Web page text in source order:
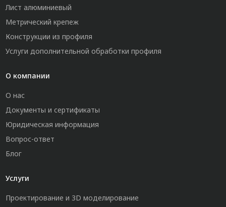
Лист алюминиевый
Метрический крепеж
Конструкции из профиля
Услуги дополнительной обработки профиля
О компании
О нас
Документы и сертификаты
Юридическая информация
Вопрос-ответ
Блог
Услуги
Проектирование и 3D моделирование